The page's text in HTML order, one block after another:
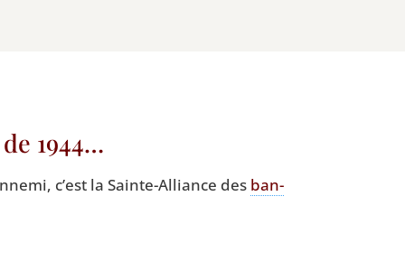
1944…
c’est la Sainte-Alliance des ban­